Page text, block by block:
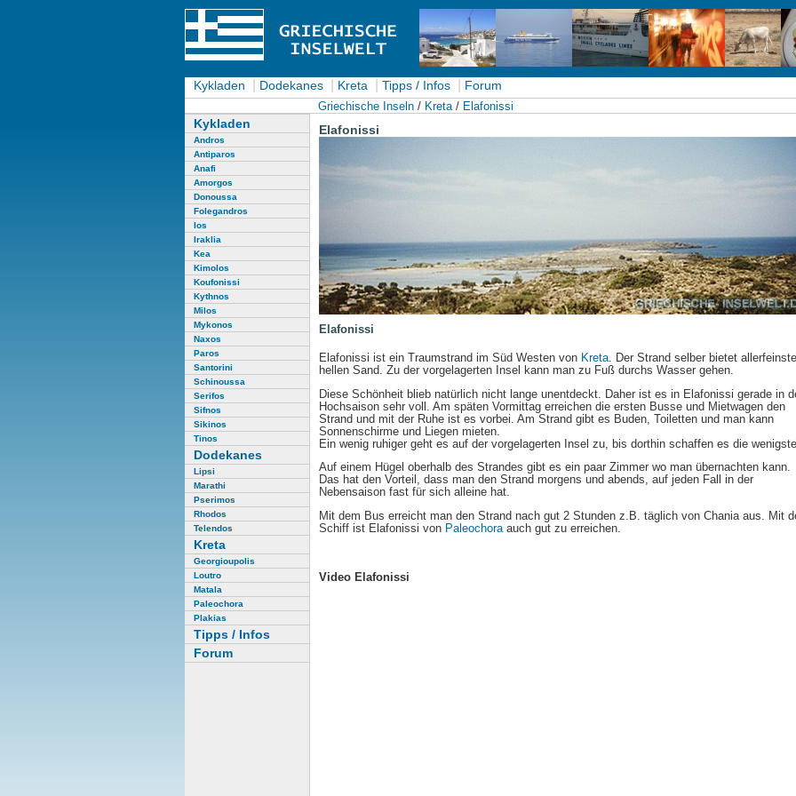
Kykladen Dodekanes Kreta Tipps / Infos Forum
Griechische Inseln / Kreta/ Elafonissi
Kykladen
Andros
Antiparos
Anafi
Amorgos
Donoussa
Folegandros
Ios
Iraklia
Kea
Kimolos
Koufonissi
Kythnos
Milos
Mykonos
Naxos
Paros
Santorini
Schinoussa
Serifos
Sifnos
Sikinos
Tinos
Dodekanes
Lipsi
Marathi
Pserimos
Rhodos
Telendos
Kreta
Georgioupolis
Loutro
Matala
Paleochora
Plakias
Tipps / Infos
Forum
Elafonissi
Elafonissi
Elafonissi ist ein Traumstrand im Süd Westen von Kreta . Der Strand selber bietet
hellen Sand. Zu der vorgelagerten Insel kann man zu Fuß durchs Wasser gehen.
Diese Schönheit blieb natürlich nicht lange unentdeckt. Daher ist es in Elafonissi gerade in
Hochsaison sehr voll. Am späten Vormittag erreichen die ersten Busse und Mietwagen den
Strand und mit der Ruhe ist es vorbei. Am Strand gibt es Buden, Toiletten und man kann
Sonnenschirme und Liegen mieten.
Ein wenig ruhiger geht es auf der vorgelagerten Insel zu, bis dorthin schaffen es die
Auf einem Hügel oberhalb des Strandes gibt es ein paar Zimmer wo man übernachten kann.
Das hat den Vorteil, dass man den Strand morgens und abends, auf jeden Fall in der
Nebensaison fast für sich alleine hat.
Mit dem Bus erreicht man den Strand nach gut 2 Stunden z.B. täglich von Chania aus. Mit
Schiff ist Elafonissi von Paleochoraauch gut zu erreichen.
Video Elafonissi